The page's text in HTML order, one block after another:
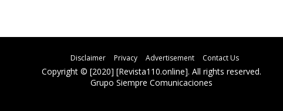
Disclaimer Privacy Advertisement Contact Us
Copyright © [2020] [Revista110.online]. All rights reserved.
Grupo Siempre Comunicaciones